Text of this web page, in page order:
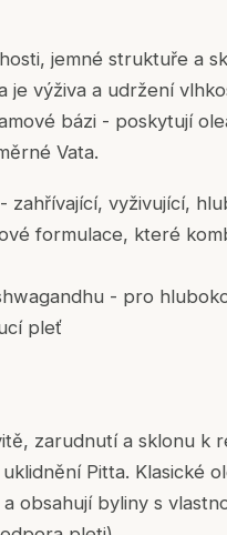
jemné struktuře a
výživa a udržení
bázi - poskytují
Vata.
zahřívající, vyživující,
formulace, které
- pro
pleť
zarudnutí a sklonu k
Pitta. Klasické
obsahují byliny s